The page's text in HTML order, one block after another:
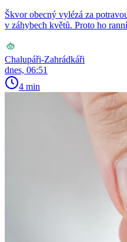
Škvor obecný vylézá za
v záhybech květů. Proto ho
Chalupáři-Zahrádkáři
dnes, 06:51
4 min